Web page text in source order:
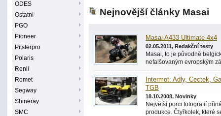
ODES
Ostatní
PGO
Pioneer
Pitsterpro
Polaris
Renli
Romet
Segway
Shineray
SMC
Nejnovější články Masai
Masai A433 Ultimate 4x4
02.05.2011, Redakční testy
Masai, to je původně
nefalšovaným evropským
Intermot: Adly, Cectek,
TGB
18.10.2008, Novinky
Největší porci fotografií
produkce. Čtyřkolek, které